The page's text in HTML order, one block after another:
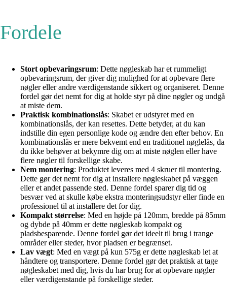
Fordele
Stort opbevaringsrum: Dette nøgleskab har et rummeligt
opbevaringsrum, der giver dig mulighed for at opbevare flere
nøgler eller andre værdigenstande sikkert og organiseret. Denne
fordel gør det nemt for dig at holde styr på dine nøgler og undgå
at miste dem.
Praktisk kombinationslås: Skabet er udstyret med en
kombinationslås, der kan resettes. Dette betyder, at du kan
indstille din egen personlige kode og ændre den efter behov. En
kombinationslås er mere bekvemt end en traditionel nøglelås, da
du ikke behøver at bekymre dig om at miste nøglen eller have
flere nøgler til forskellige skabe.
Nem montering: Produktet leveres med 4 skruer til montering.
Dette gør det nemt for dig at installere nøgleskabet på væggen
eller et andet passende sted. Denne fordel sparer dig tid og
besvær ved at skulle købe ekstra monteringsudstyr eller finde en
professionel til at installere det for dig.
Kompakt størrelse: Med en højde på 120mm, bredde på 85mm
og dybde på 40mm er dette nøgleskab kompakt og
pladsbesparende. Denne fordel gør det ideelt til brug i trange
områder eller steder, hvor pladsen er begrænset.
Lav vægt: Med en vægt på kun 575g er dette nøgleskab let at
håndtere og transportere. Denne fordel gør det praktisk at tage
nøgleskabet med dig, hvis du har brug for at opbevare nøgler
eller værdigenstande på forskellige steder.